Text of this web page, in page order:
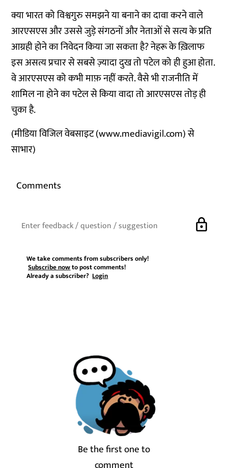
क्याभारतकोविश्वगुरुसमझनेयाबनानेकादावाकरनेवाले
आरएसएसऔरउससेजुड़ेसंगठनोंऔरनेताओंसेसत्यकेप्रति
आग्रहीहोनेकानिवेदनकियाजासकताहै?नेहरूकेख़िलाफ
इसअसत्यप्रचारसेसबसेज़्यादादुखतोपटेलकोहीहुआहोता.
वेआरएसएसकोकभीमाफ़नहींकरते.वैसेभीराजनीतिमें
शामिलनाहोनेकापटेलसेकियावादातोआरएसएसतोड़ही
चुकाहै.
(मीडियाविजिलवेबसाइट(www.mediavigil.com)से
साभार)
Comments
lock
We take comments from subscribers only!
Subscribe nowto post comments!
Already a subscriber?Login
Be the first one to